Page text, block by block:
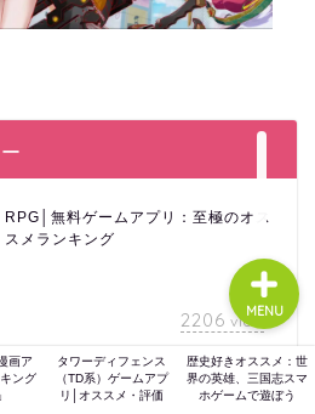
RPG│無料ゲームアプリ：至極のオス
スメランキング
2206 view
2023年度：初心者へ「千年戦争アイ
ギス」最強ランキング・ブラックチ
画ア
ング
タワーディフェンス
（TD系）ゲームアプ
リ│オススメ・評価
歴史好きオススメ：世
界の英雄、三国志スマ
ホゲームで遊ぼう
MENU
ゲーム評価
comic